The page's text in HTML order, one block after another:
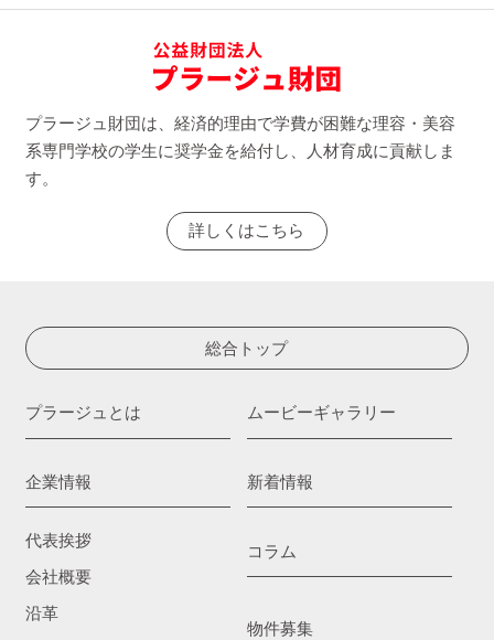
プラージュ財団は、経済的理由で学費が困難な理容・美容
系専門学校の学生に奨学金を給付し、人材育成に貢献しま
す。
詳しくはこちら
総合トップ
プラージュとは
企業情報
代表挨拶
会社概要
沿革
ムービーギャラリー
新着情報
コラム
物件募集